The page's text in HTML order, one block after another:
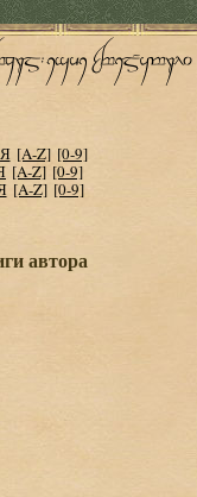
Я [A-Z] [0-9]
[A-Z] [0-9]
[A-Z] [0-9]
автора